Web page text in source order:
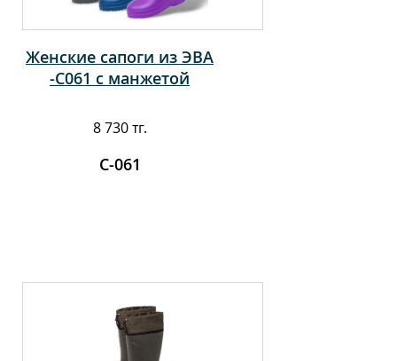
Женские сапоги из ЭВА
-С061 с манжетой
8 730 тг.
С-061